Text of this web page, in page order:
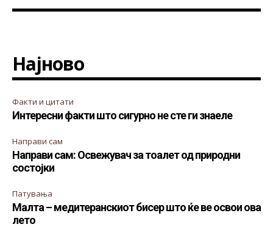
Најново
Факти и цитати
Интересни факти што сигурно не сте ги знаеле
Направи сам
Направи сам: Освежувач за тоалет од природни
состојки
Патувања
Малта – медитеранскиот бисер што ќе ве освои ова
лето